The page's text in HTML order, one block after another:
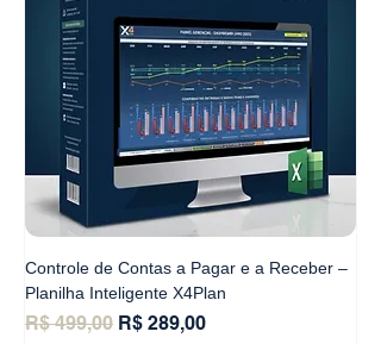
Controle de Contas a Pagar e a Receber –
Planilha Inteligente X4Plan
Preço normal
R$ 499,00 Preço promocional
R$ 289,00